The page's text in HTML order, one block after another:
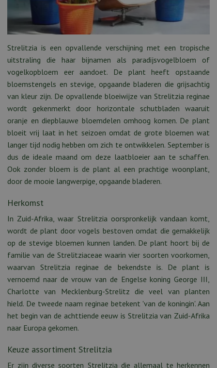
Strelitzia is een opvallende verschijning met een tropische
uitstraling die haar bijnamen als paradijsvogelbloem of
vogelkopbloem eer aandoet. De plant heeft opstaande
bloemstengels en stevige, opgaande bladeren die grijsachtig
van kleur zijn. De opvallende bloeiwijze van Strelitzia reginae
wordt gekenmerkt door horizontale schutbladen waaruit
oranje en diepblauwe bloemdelen omhoog komen. De plant
bloeit vrij laat in het seizoen omdat de grote bloemen wat
langer tijd nodig hebben om zich te ontwikkelen. September is
dus de ideale maand om deze laatbloeier aan te schaffen.
Ook zonder bloem is de plant al een prachtige woonplant,
door de mooie langwerpige, opgaande bladeren.
Herkomst
In Zuid-Afrika, waar Strelitzia oorspronkelijk vandaan komt,
wordt de plant door vogels bestoven omdat die gemakkelijk
op de stevige bloemen kunnen landen. De plant hoort bij de
familie van de Strelitziaceae waarin vier soorten voorkomen,
waarvan Strelitzia reginae de bekendste is. De plant is
vernoemd naar de vrouw van de Engelse koning George III,
Charlotte van Mecklenburg-Strelitz die veel van planten
hield. De tweede naam reginae betekent 'van de koningin'. Aan
het begin van de achttiende eeuw is Strelitzia van Zuid-Afrika
naar Europa gekomen.
Keuze assortiment Strelitzia
Er zijn diverse soorten Strelitzia die allemaal te herkennen